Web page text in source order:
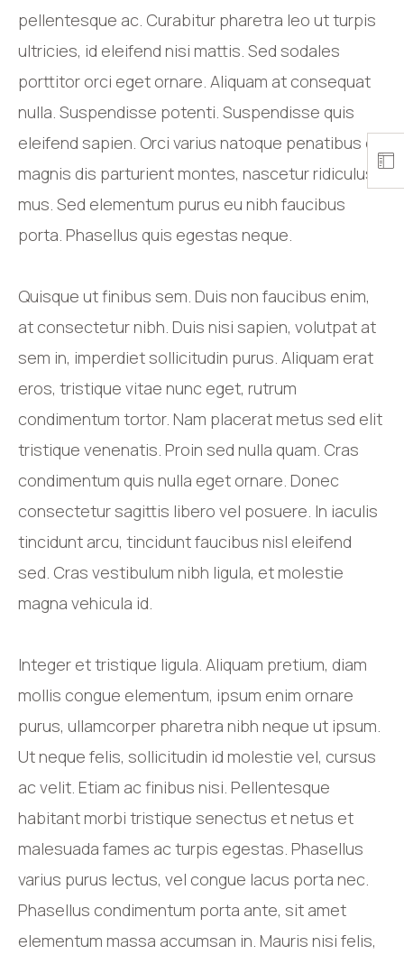
pellentesque ac. Curabitur pharetra leo ut turpis
ultricies, id eleifend nisi mattis. Sed sodales
porttitor orci eget ornare. Aliquam at consequat
nulla. Suspendisse potenti. Suspendisse quis
eleifend sapien. Orci varius natoque penatibus et
magnis dis parturient montes, nascetur ridiculus
mus. Sed elementum purus eu nibh faucibus
porta. Phasellus quis egestas neque.
Quisque ut finibus sem. Duis non faucibus enim,
at consectetur nibh. Duis nisi sapien, volutpat at
sem in, imperdiet sollicitudin purus. Aliquam erat
eros, tristique vitae nunc eget, rutrum
condimentum tortor. Nam placerat metus sed elit
tristique venenatis. Proin sed nulla quam. Cras
condimentum quis nulla eget ornare. Donec
consectetur sagittis libero vel posuere. In iaculis
tincidunt arcu, tincidunt faucibus nisl eleifend
sed. Cras vestibulum nibh ligula, et molestie
magna vehicula id.
Integer et tristique ligula. Aliquam pretium, diam
mollis congue elementum, ipsum enim ornare
purus, ullamcorper pharetra nibh neque ut ipsum.
Ut neque felis, sollicitudin id molestie vel, cursus
ac velit. Etiam ac finibus nisi. Pellentesque
habitant morbi tristique senectus et netus et
malesuada fames ac turpis egestas. Phasellus
varius purus lectus, vel congue lacus porta nec.
Phasellus condimentum porta ante, sit amet
elementum massa accumsan in. Mauris nisi felis,